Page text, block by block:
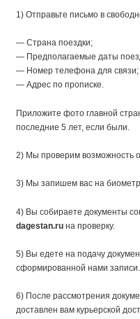
1) Отправьте письмо в
— Страна поездки;
— Предполагаемые даты
— Номер телефона для связи;
— Адрес по прописке.
Приложите фото главной
последние 5 лет, если были.
2) Мы проверим возможность
3) Мы запишем вас на
4) Вы собираете документы
dagestan.ru на проверку.
5) Вы едете на подачу
сформированной нами записи.
6) После рассмотрения
доставлен вам курьерской